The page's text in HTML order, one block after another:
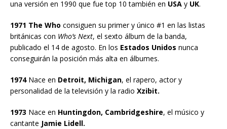
una versión en 1990 que fue top 10 también en USA y UK.
1971 The Who consiguen su primer y único #1 en las listas
británicas con Who’s Next, el sexto álbum de la banda,
publicado el 14 de agosto. En los Estados Unidos nunca
conseguirán la posición más alta en álbumes.
1974Nace en Detroit, Michigan, el rapero, actor y
personalidad de la televisión y la radio Xzibit.
1973 Nace en Huntingdon, Cambridgeshire, el músico y
cantante Jamie Lidell.